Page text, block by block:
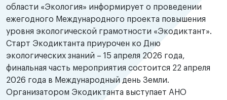
области «Экология» информирует о проведении
ежегодного Международного проекта повышения
уровня экологической грамотности «Экодиктант».
Старт Экодиктанта приурочен ко Дню
экологических знаний – 15 апреля 2026 года,
финальная часть мероприятия состоится 22 апреля
2026 года в Международный день Земли.
Организатором Экодиктанта выступает АНО